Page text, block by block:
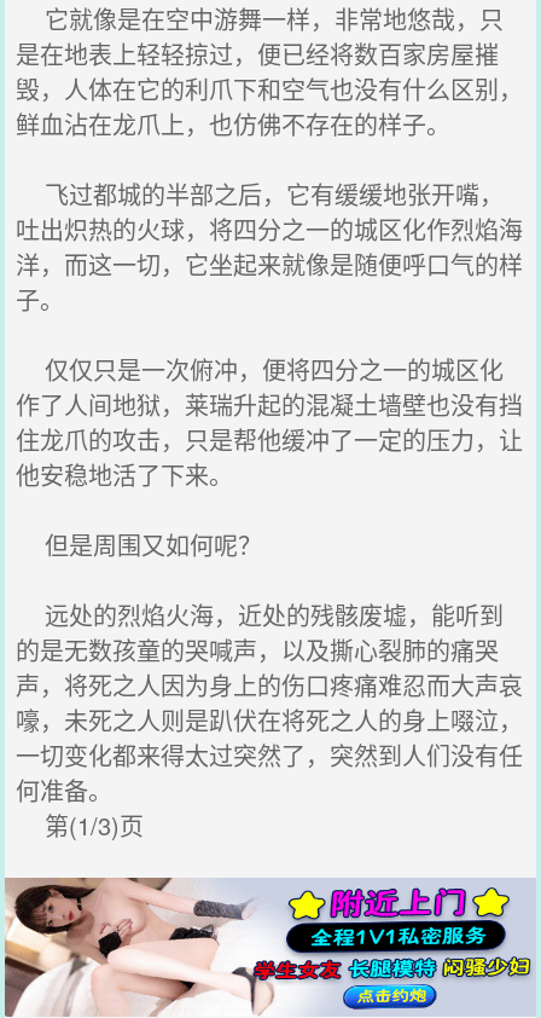
它就像是在空中游舞一样，非常地悠哉，只
是在地表上轻轻掠过，便已经将数百家房屋摧
毁，人体在它的利爪下和空气也没有什么区别，
鲜血沾在龙爪上，也仿佛不存在的样子。
飞过都城的半部之后，它有缓缓地张开嘴，
吐出炽热的火球，将四分之一的城区化作烈焰海
洋，而这一切，它坐起来就像是随便呼口气的样
子。
仅仅只是一次俯冲，便将四分之一的城区化
作了人间地狱，莱瑞升起的混凝土墙壁也没有挡
住龙爪的攻击，只是帮他缓冲了一定的压力，让
他安稳地活了下来。
但是周围又如何呢？
远处的烈焰火海，近处的残骸废墟，能听到
的是无数孩童的哭喊声，以及撕心裂肺的痛哭
声，将死之人因为身上的伤口疼痛难忍而大声哀
嚎，未死之人则是趴伏在将死之人的身上啜泣，
一切变化都来得太过突然了，突然到人们没有任
何准备。
第(1/3)页